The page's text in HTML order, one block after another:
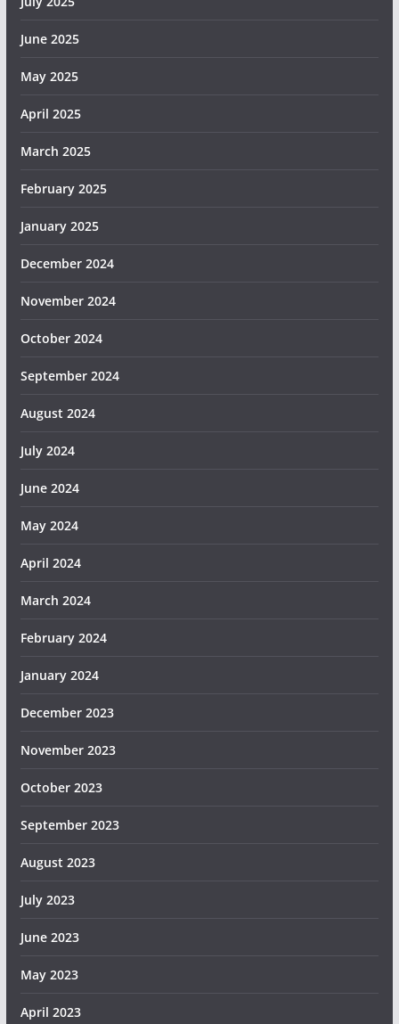
June 2025
May 2025
April 2025
March 2025
February 2025
January 2025
December 2024
November 2024
October 2024
September 2024
August 2024
July 2024
June 2024
May 2024
April 2024
March 2024
February 2024
January 2024
December 2023
November 2023
October 2023
September 2023
August 2023
July 2023
June 2023
May 2023
April 2023